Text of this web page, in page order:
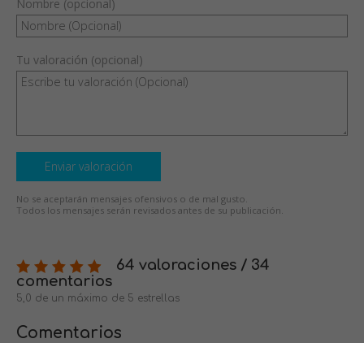
Nombre (opcional)
Tu valoración (opcional)
Enviar valoración
No se aceptarán mensajes ofensivos o de mal gusto.
Todos los mensajes serán revisados antes de su publicación.
64 valoraciones / 34
comentarios
5,0 de un máximo de 5 estrellas
Comentarios